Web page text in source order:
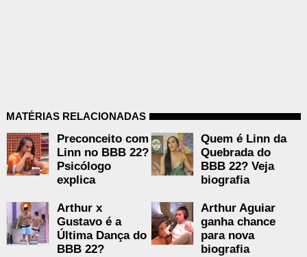
MATÉRIAS RELACIONADAS
Preconceito com
Linn no BBB 22?
Psicólogo
explica
Quem é Linn da
Quebrada do
BBB 22? Veja
biografia
Arthur x
Gustavo é a
Última Dança do
BBB 22?
Arthur Aguiar
ganha chance
para nova
biografia